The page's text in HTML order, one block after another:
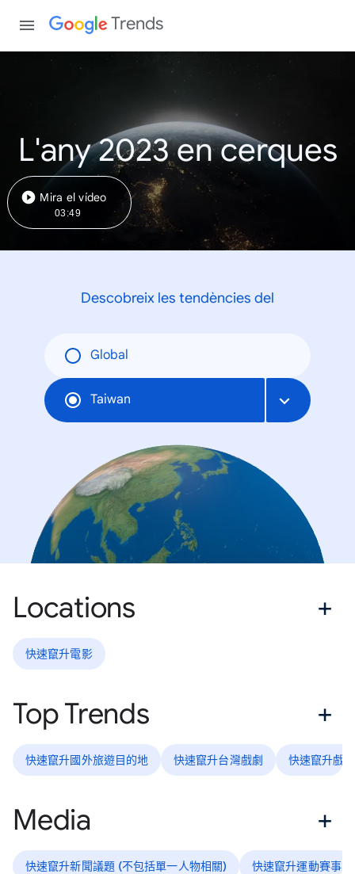
Trends
L'any 2023 en cerques
Mira el vídeo
03:49
Descobreix les tendències del
Global
Taiwan
Locations
快速竄升電影
Top Trends
快速竄升國外旅遊目的地 快速竄升台灣戲劇 快速竄升戲
Media
快速竄升新聞議題 (不包括單一人物相關) 快速竄升運動賽事